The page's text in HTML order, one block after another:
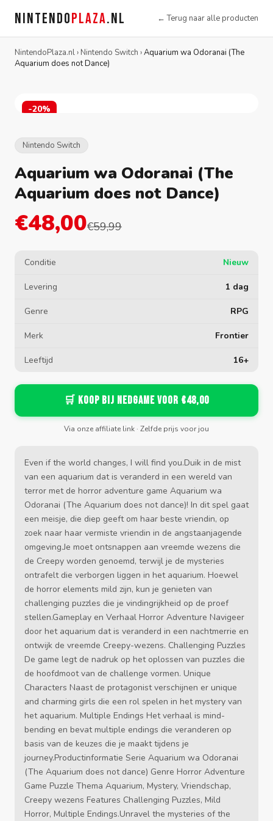
NINTENDOPLAZA.NL ← Terug naar alle producten
NintendoPlaza.nl› Nintendo Switch ›Aquarium wa Odoranai (The
Aquarium does not Dance)
-20%
Nintendo Switch
Aquarium wa Odoranai (The
Aquarium does not Dance)
€48,00€59,99
Conditie Nieuw
Levering 1 dag
Genre RPG
Merk Frontier
Leeftijd 16+
🛒 Koop bij Nedgame voor €48,00
Via onze affiliate link · Zelfde prijs voor jou
Even if the world changes, I will find you.Duik in de mist
van een aquarium dat is veranderd in een wereld van
terror met de horror adventure game Aquarium wa
Odoranai (The Aquarium does not dance)! In dit spel gaat
een meisje, die diep geeft om haar beste vriendin, op
zoek naar haar vermiste vriendin in de angstaanjagende
omgeving.Je moet ontsnappen aan vreemde wezens die
de Creepy worden genoemd, terwijl je de mysteries
ontrafelt die verborgen liggen in het aquarium. Hoewel
de horror elements mild zijn, kun je genieten van
challenging puzzles die je vindingrijkheid op de proef
stellen.Gameplay en Verhaal Horror Adventure Navigeer
door het aquarium dat is veranderd in een nachtmerrie en
ontwijk de vreemde Creepy-wezens. Challenging Puzzles
De game legt de nadruk op het oplossen van puzzles die
de hoofdmoot van de challenge vormen. Unique
Characters Naast de protagonist verschijnen er unique
and charming girls die een rol spelen in het mystery van
het aquarium. Multiple Endings Het verhaal is mind-
bending en bevat multiple endings die veranderen op
basis van de keuzes die je maakt tijdens je
journey.Productinformatie Serie Aquarium wa Odoranai
(The Aquarium does not dance) Genre Horror Adventure
Game Puzzle Thema Aquarium, Mystery, Vriendschap,
Creepy wezens Features Challenging Puzzles, Mild
Horror, Multiple Endings.Unravel the mysteries of the